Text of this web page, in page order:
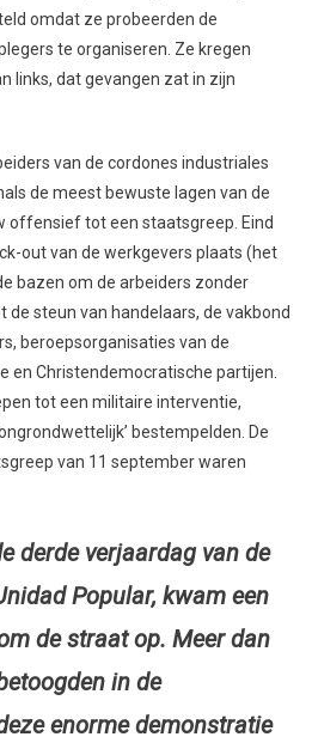
omdat ze probeerden de
te organiseren. Ze kregen
links, dat gevangen zat in zijn
van de cordones industriales
de meest bewuste lagen van de
offensief tot een staatsgreep. Eind
out van de werkgevers plaats (het
bazen om de arbeiders zonder
steun van handelaars, de vakbond
beroepsorganisaties van de
en Christendemocratische partijen.
tot een militaire interventie,
bestempelden. De
van 11 september waren
derde verjaardag van de
Popular, kwam een
de straat op. Meer dan
in de
enorme demonstratie